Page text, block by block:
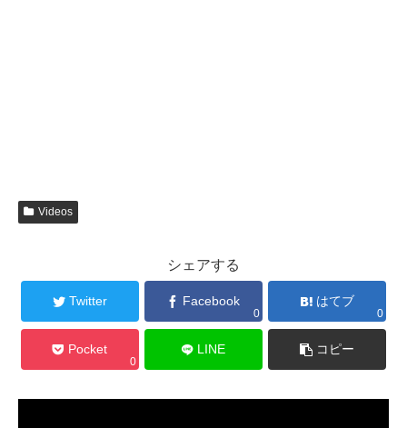
Videos
シェアする
Twitter Facebook
0
はてブ
0
Pocket
0
LINE コピー